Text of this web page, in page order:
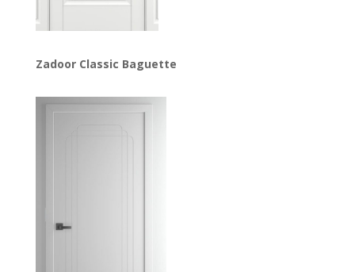
Zadoor Classic Baguette